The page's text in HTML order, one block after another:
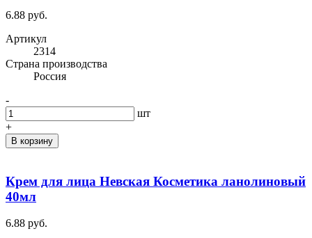
6.88 руб.
Артикул
2314
Cтрана производства
Россия
-
шт
+
В корзину
Крем для лица Невская Косметика ланолиновый
40мл
6.88 руб.